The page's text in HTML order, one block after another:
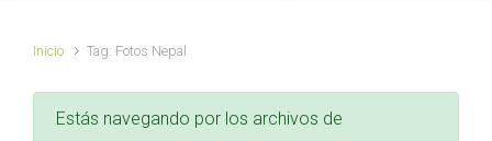
Inicio Tag: Fotos Nepal
Estás navegando por los archivos de